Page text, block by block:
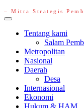
– Mitra Strategis
Primary
Tentang kami
Salam
Metropolitan
Nasional
Daerah
Desa
Internasional
Ekonomi
Hukum & HAM